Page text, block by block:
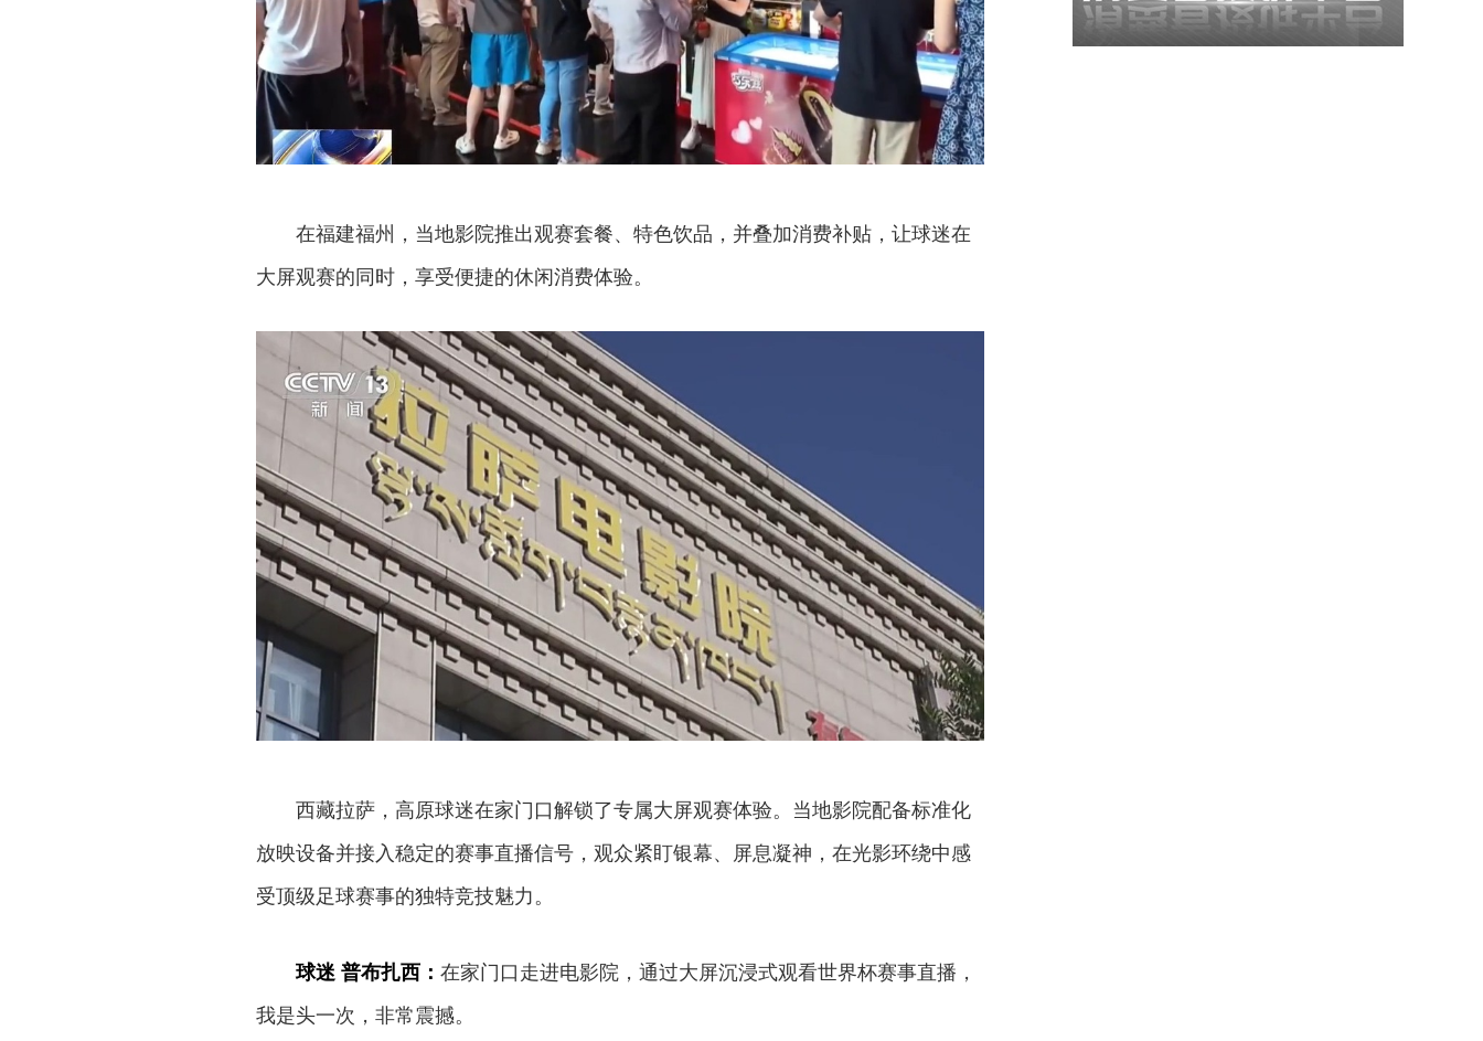
在福建福州，当地影院推出观赛套餐、特色饮品，并叠加消费补贴，让球迷在
大屏观赛的同时，享受便捷的休闲消费体验。
西藏拉萨，高原球迷在家门口解锁了专属大屏观赛体验。当地影院配备标准化
放映设备并接入稳定的赛事直播信号，观众紧盯银幕、屏息凝神，在光影环绕中感
受顶级足球赛事的独特竞技魅力。
球迷 普布扎西： 在家门口走进电影院，通过大屏沉浸式观看世界杯赛事直播，
我是头一次，非常震撼。